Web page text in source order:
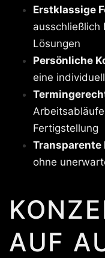
Erstklassige
ausschließlich
Lösungen
Persönliche
eine
Fertigstellung
Transparente
ohne
AUF